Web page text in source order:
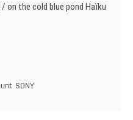
on the cold blue pond Haïku
SONY